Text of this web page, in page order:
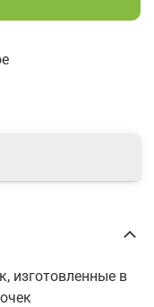
изготовленные в